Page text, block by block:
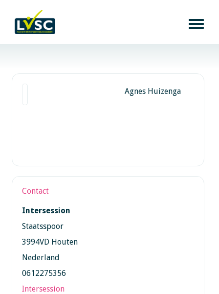
Agnes Huizenga
Contact
Intersession
Staatsspoor
3994VD Houten
Nederland
0612275356
Intersession